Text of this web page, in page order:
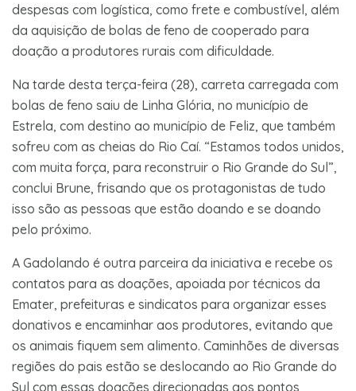
despesas com logística, como frete e combustível, além
da aquisição de bolas de feno de cooperado para
doação a produtores rurais com dificuldade.
Na tarde desta terça-feira (28), carreta carregada com
bolas de feno saiu de Linha Glória, no município de
Estrela, com destino ao município de Feliz, que também
sofreu com as cheias do Rio Caí. “Estamos todos unidos,
com muita força, para reconstruir o Rio Grande do Sul”,
conclui Brune, frisando que os protagonistas de tudo
isso são as pessoas que estão doando e se doando
pelo próximo.
A Gadolando é outra parceira da iniciativa e recebe os
contatos para as doações, apoiada por técnicos da
Emater, prefeituras e sindicatos para organizar esses
donativos e encaminhar aos produtores, evitando que
os animais fiquem sem alimento. Caminhões de diversas
regiões do pais estão se deslocando ao Rio Grande do
Sul com essas doações direcionadas aos pontos